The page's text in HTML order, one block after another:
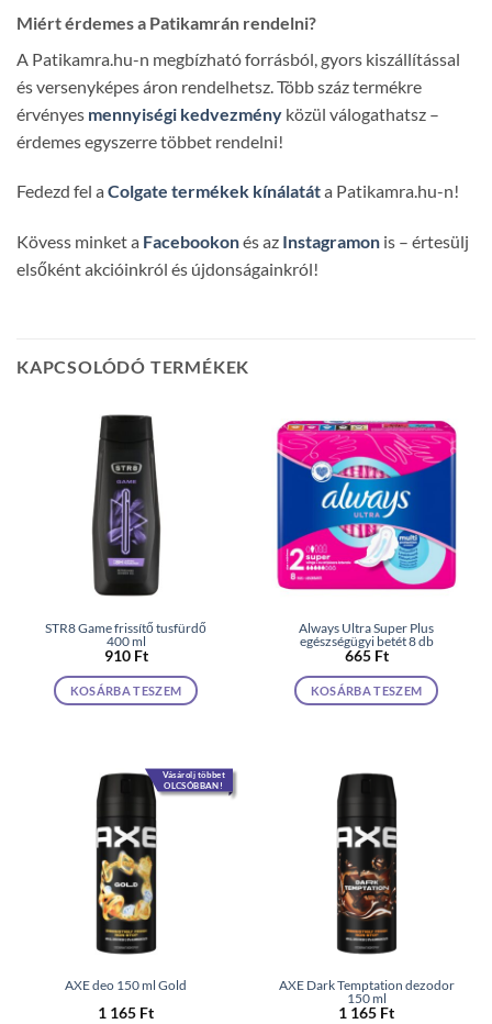
Miért érdemes a Patikamrán rendelni?
A Patikamra.hu-n megbízható forrásból, gyors kiszállítással
és versenyképes áron rendelhetsz. Több száz termékre
érvényes mennyiségi kedvezmény közül válogathatsz –
érdemes egyszerre többet rendelni!
Fedezd fel a Colgate termékek kínálatáta Patikamra.hu-n!
Kövess minket a Facebookonés az Instagramon is – értesülj
elsőként akcióinkról és újdonságainkról!
KAPCSOLÓDÓ TERMÉKEK
STR8 Game frissítő tusfürdő
400 ml
910 Ft
KOSÁRBA TESZEM
Always Ultra Super Plus
egészségügyi betét 8 db
665 Ft
KOSÁRBA TESZEM
Vásárolj többet
OLCSÓBBAN!
AXE deo 150 ml Gold
1 165 Ft
AXE Dark Temptation dezodor
150 ml
1 165 Ft